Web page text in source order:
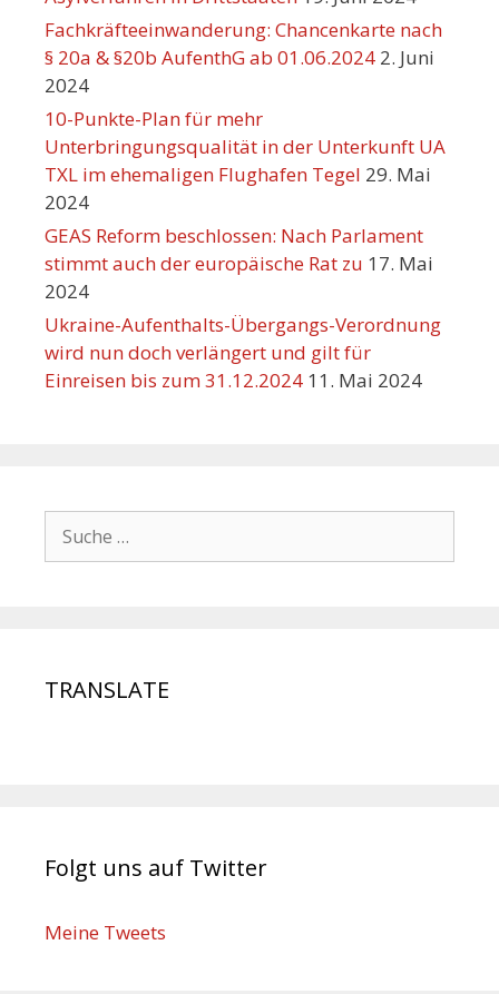
Fachkräfteeinwanderung: Chancenkarte nach
§ 20a & §20b AufenthG ab 01.06.2024 2. Juni
2024
10-Punkte-Plan für mehr
Unterbringungsqualität in der Unterkunft UA
TXL im ehemaligen Flughafen Tegel 29. Mai
2024
GEAS Reform beschlossen: Nach Parlament
stimmt auch der europäische Rat zu 17. Mai
2024
Ukraine-Aufenthalts-Übergangs-Verordnung
wird nun doch verlängert und gilt für
Einreisen bis zum 31.12.2024 11. Mai 2024
TRANSLATE
Folgt uns auf Twitter
Meine Tweets